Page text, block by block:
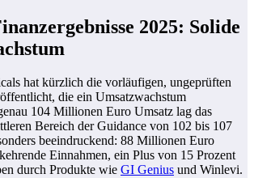
2025: Solide
hat kürzlich die vorläufigen, ungeprüften
die ein Umsatzwachstum
104 Millionen Euro Umsatz lag das
Bereich der Guidance von 102 bis 107
beeindruckend: 88 Millionen Euro
Einnahmen, ein Plus von 15 Prozent
durch Produkte wie GI Genius und Winlevi.